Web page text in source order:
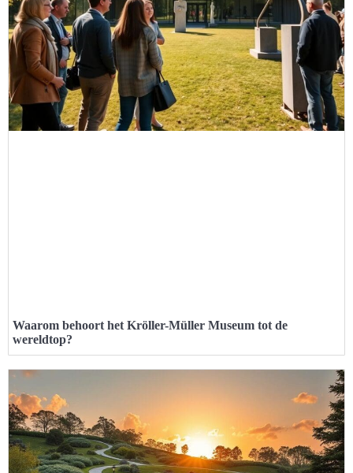
Waarom behoort het Kröller-Müller Museum tot de
wereldtop?